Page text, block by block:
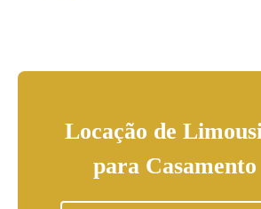
Locação de
para Casamento